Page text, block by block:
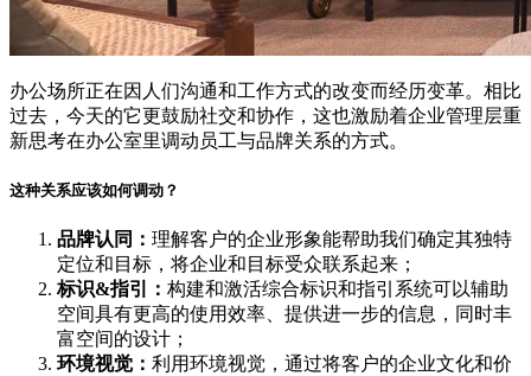
办公场所正在因人们沟通和工作方式的改变而经历变革。相比
过去，今天的它更鼓励社交和协作，这也激励着企业管理层重
新思考在办公室里调动员工与品牌关系的方式。
这种关系应该如何调动？
品牌认同： 理解客户的企业形象能帮助我们确定其独特
定位和目标，将企业和目标受众联系起来；
标识&指引： 构建和激活综合标识和指引系统可以辅助
空间具有更高的使用效率、提供进一步的信息，同时丰
富空间的设计；
环境视觉： 利用环境视觉，通过将客户的企业文化和价